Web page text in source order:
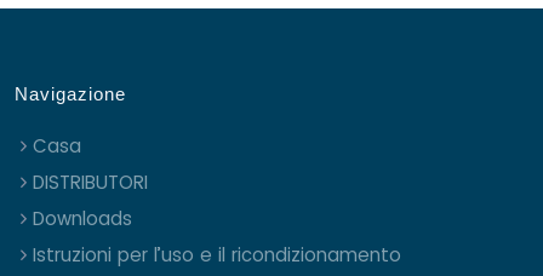
Navigazione
Casa
DISTRIBUTORI
Downloads
Istruzioni per l’uso e il ricondizionamento